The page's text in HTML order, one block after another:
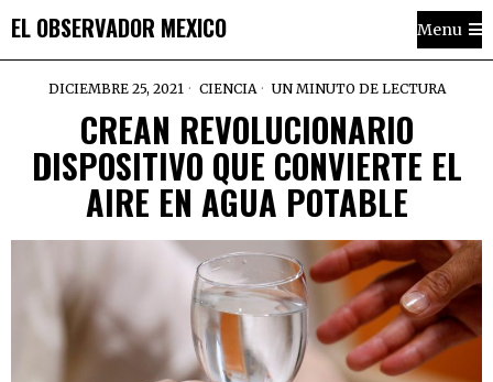
EL OBSERVADOR MEXICO Menu
DICIEMBRE 25, 2021 CIENCIA UN MINUTO DE LECTURA
CREAN REVOLUCIONARIO
DISPOSITIVO QUE CONVIERTE EL
AIRE EN AGUA POTABLE